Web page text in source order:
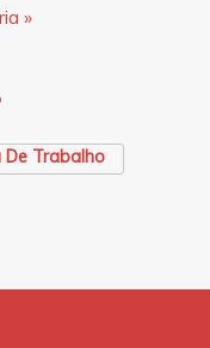
»
De Trabalho